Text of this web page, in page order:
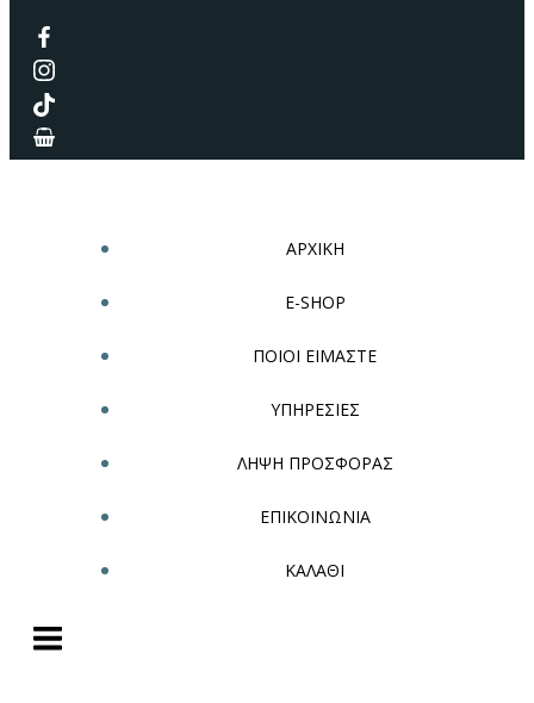
ΑΡΧΙΚΗ
E-SHOP
ΠΟΙΟΙ ΕΙΜΑΣΤΕ
ΥΠΗΡΕΣΙΕΣ
ΛΗΨΗ ΠΡΟΣΦΟΡΑΣ
ΕΠΙΚΟΙΝΩΝΙΑ
ΚΑΛΑΘΙ